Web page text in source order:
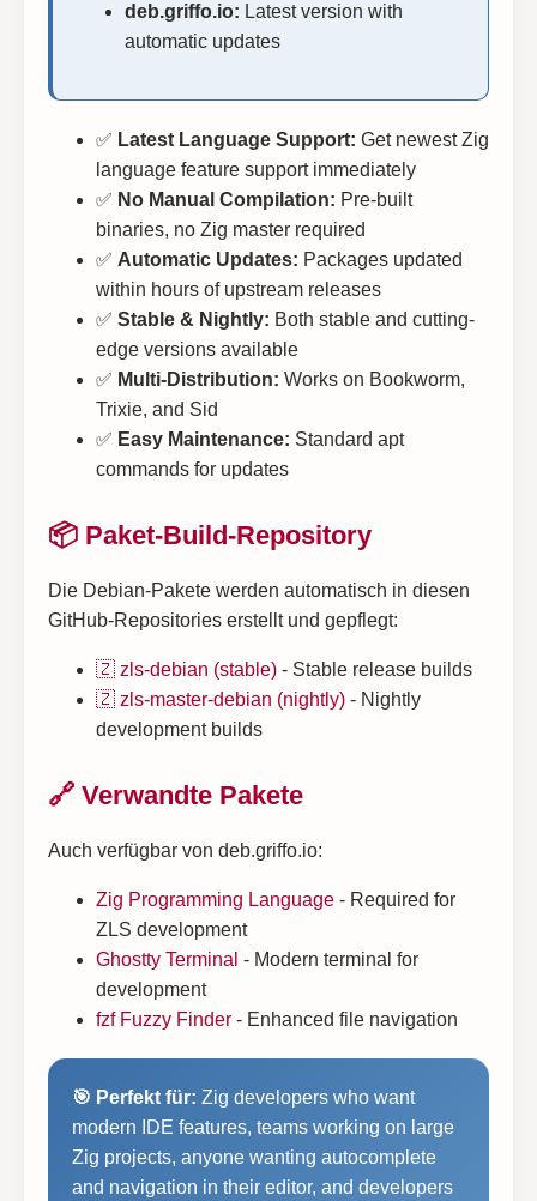
deb.griffo.io: Latest version with
automatic updates
✅ Latest Language Support: Get newest Zig
language feature support immediately
✅ No Manual Compilation: Pre-built
binaries, no Zig master required
✅ Automatic Updates: Packages updated
within hours of upstream releases
✅ Stable & Nightly: Both stable and cutting-
edge versions available
✅ Multi-Distribution: Works on Bookworm,
Trixie, and Sid
✅ Easy Maintenance: Standard apt
commands for updates
📦 Paket-Build-Repository
Die Debian-Pakete werden automatisch in diesen
GitHub-Repositories erstellt und gepflegt:
🇿 zls-debian (stable) - Stable release builds
🇿 zls-master-debian (nightly) - Nightly
development builds
🔗 Verwandte Pakete
Auch verfügbar von deb.griffo.io:
Zig Programming Language - Required for
ZLS development
Ghostty Terminal - Modern terminal for
development
fzf Fuzzy Finder - Enhanced file navigation
🎯 Perfekt für: Zig developers who want
modern IDE features, teams working on large
Zig projects, anyone wanting autocomplete
and navigation in their editor, and developers